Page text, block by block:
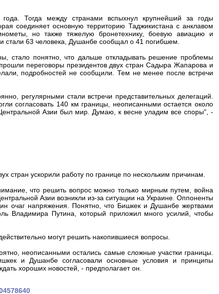
Тогда между странами вспыхнул крупнейший за годы
соединяет основную территорию Таджикистана с анклавом
но также тяжелую бронетехнику, боевую авиацию и
стали 63 человека, Душанбе сообщал о 41 погибшем.
стало понятно, что дальше откладывать решение проблемы
переговоры президентов двух стран Садыра Жапарова и
подробностей не сообщили. Тем не менее после встречи
регулярными стали встречи представительных делегаций.
согласовать 140 км границы, неописанными остается около
Азии был мир. Думаю, к весне уладим все споры", -
стран ускорили работу по границе по нескольким причинам.
что решить вопрос можно только мирным путем, война
Азии возникли из-за ситуации на Украине. Оппоненты
очаг напряжения. Понятно, что Бишкек и Душанбе жертвами
Владимира Путина, который приложил много усилий, чтобы
могут решить накопившиеся вопросы.
неописанными остались самые сложные участки границы.
и Душанбе согласовали основные условия и принципы
хороших новостей, - предполагает он.